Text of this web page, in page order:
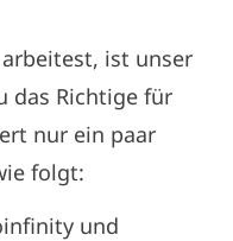
ist unser
das Richtige für
nur ein paar
folgt:
und